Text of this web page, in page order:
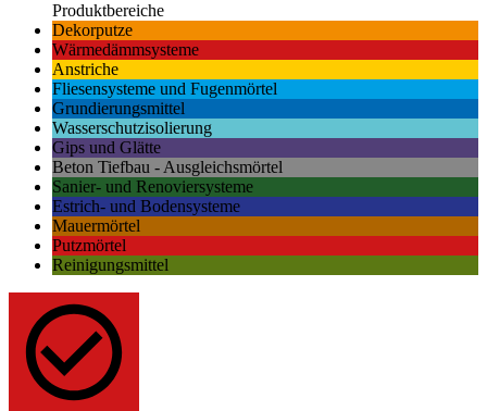
Produktbereiche
Dekorputze
Wärmedämmsysteme
Anstriche
Fliesensysteme und Fugenmörtel
Grundierungsmittel
Wasserschutzisolierung
Gips und Glätte
Beton Tiefbau - Ausgleichsmörtel
Sanier- und Renoviersysteme
Estrich- und Bodensysteme
Mauermörtel
Putzmörtel
Reinigungsmittel